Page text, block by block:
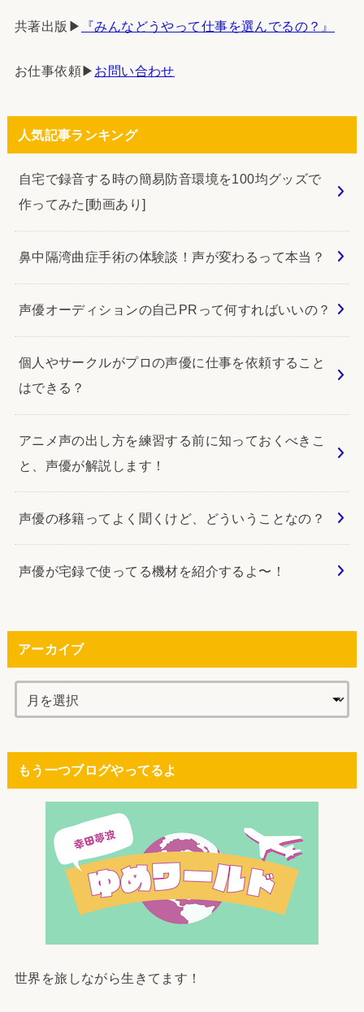
共著出版▶︎ 『みんなどうやって仕事を選んでるの？』
お仕事依頼▶︎ お問い合わせ
人気記事ランキング
自宅で録音する時の簡易防音環境を100均グッズで
作ってみた[動画あり]
鼻中隔湾曲症手術の体験談！声が変わるって本当？
声優オーディションの自己PRって何すればいいの？
個人やサークルがプロの声優に仕事を依頼すること
はできる？
アニメ声の出し方を練習する前に知っておくべきこ
と、声優が解説します！
声優の移籍ってよく聞くけど、どういうことなの？
声優が宅録で使ってる機材を紹介するよ〜！
アーカイブ
もう一つブログやってるよ
世界を旅しながら生きてます！